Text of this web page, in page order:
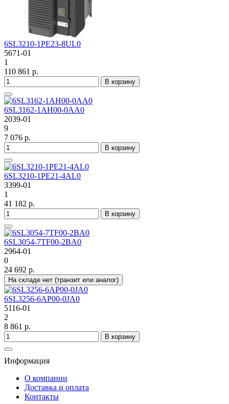
6SL3210-1PE23-8UL0
5671-01
1
110 861 р.
В корзину
6SL3162-1AH00-0AA0
2039-01
9
7 076 р.
В корзину
6SL3210-1PE21-4AL0
3399-01
1
41 182 р.
В корзину
6SL3054-7TF00-2BA0
2964-01
0
24 692 р.
На складе нет (транзит или аналог)
6SL3256-6AP00-0JA0
5116-01
2
8 861 р.
В корзину
Информация
О компании
Доставка и оплата
Контакты